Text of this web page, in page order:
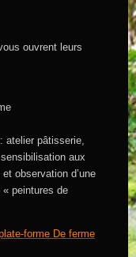
ouvrent leurs
atelier pâtisserie,
aux
observation d’une
peintures de
forme De ferme